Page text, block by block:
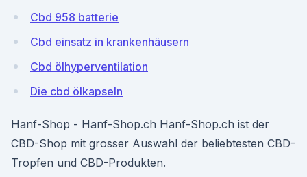
Cbd 958 batterie
Cbd einsatz in krankenhäusern
Cbd ölhyperventilation
Die cbd ölkapseln
Hanf-Shop - Hanf-Shop.ch Hanf-Shop.ch ist der
CBD-Shop mit grosser Auswahl der beliebtesten CBD-
Tropfen und CBD-Produkten.